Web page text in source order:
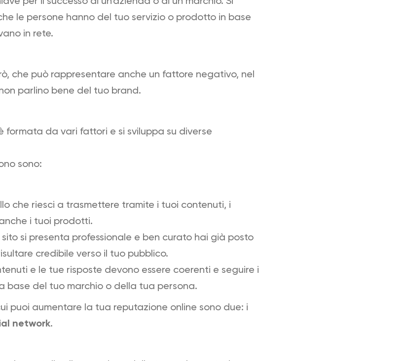
le persone hanno del tuo servizio o prodotto in base
in rete.
che può rappresentare anche un fattore negativo, nel
parlino bene del tuo brand.
formata da vari fattori e si sviluppa su diverse
sono:
che riesci a trasmettere tramite i tuoi contenuti, i
i tuoi prodotti.
sito si presenta professionale e ben curato hai già posto
credibile verso il tuo pubblico.
e le tue risposte devono essere coerenti e seguire i
base del tuo marchio o della tua persona.
puoi aumentare la tua reputazione online sono due: i
network.